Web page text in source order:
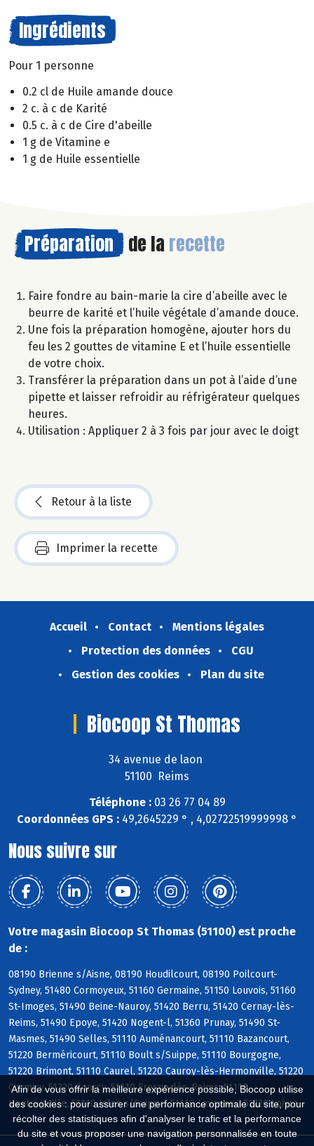
Afin de vous offrir la meilleure expérience possible, Biocoop utilise
des cookies : pour assurer une performance optimale du site, pour
récolter des statistiques afin d'analyser le trafic et la performance
du site et vous proposer une navigation personnalisée en toute
Ingrédients
Pour 1 personne
0.2 cl de Huile amande douce
2 c. à c de Karité
0.5 c. à c de Cire d'abeille
1 g de Vitamine e
1 g de Huile essentielle
Préparation de la recette
Faire fondre au bain-marie la cire d’abeille avec le
beurre de karité et l’huile végétale d’amande douce.
Une fois la préparation homogène, ajouter hors du
feu les 2 gouttes de vitamine E et l’huile essentielle
de votre choix.
Transférer la préparation dans un pot à l’aide d’une
pipette et laisser refroidir au réfrigérateur quelques
heures.
Utilisation : Appliquer 2 à 3 fois par jour avec le doigt
Retour à la liste
Imprimer la recette
Accueil Contact
Mentions légales
Protection des données
CGU
Gestion des cookies
Plan du site
Biocoop St Thomas
34 avenue de laon
51100 Reims
Téléphone :03 26 77 04 89
Coordonnées GPS : 49,2645229 ° , 4,02722519999998 °
Nous suivre sur
Votre magasin Biocoop St Thomas (51100) est proche
de :
08190 Brienne s/Aisne, 08190 Houdilcourt, 08190 Poilcourt-
Sydney, 51480 Cormoyeux, 51160 Germaine, 51150 Louvois, 51160
St-Imoges, 51490 Beine-Nauroy, 51420 Berru, 51420 Cernay-lès-
Reims, 51490 Epoye, 51420 Nogent-l, 51360 Prunay, 51490 St-
Masmes, 51490 Selles, 51110 Auménancourt, 51110 Bazancourt,
51220 Berméricourt, 51110 Boult s/Suippe, 51110 Bourgogne,
51220 Brimont, 51110 Caurel, 51220 Cauroy-lès-Hermonville, 51220
Cormicy, 51220 Courcy, 51110 Fresne-lès-Reims, 51110
Heutrégiville, 51110 Isles s/Suippe, 51110 Lavannes, 51220 Loivre